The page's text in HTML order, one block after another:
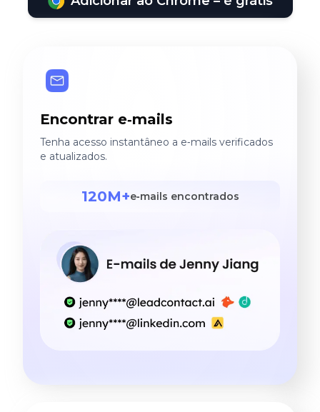
Encontrar e‑mails
Tenha acesso instantâneo a e‑mails verificados
e atualizados.
120M+e‑mails encontrados